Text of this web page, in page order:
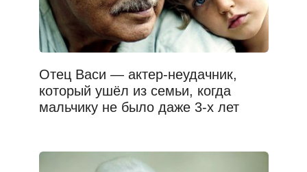
Отец Васи — актер-неудачник,
который ушёл из семьи, когда
мальчику не было даже 3-х лет